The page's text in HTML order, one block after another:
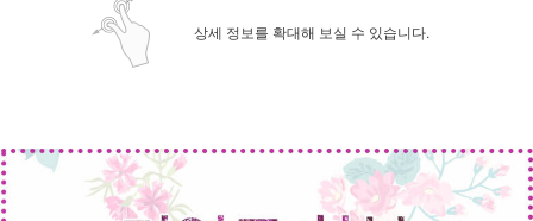
상세 정보를 확대해 보실 수 있습니다.